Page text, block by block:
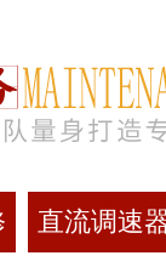
直流调速